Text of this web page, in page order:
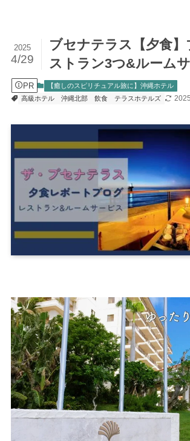
ブセナテラス【夕食】
ストラン3つ&ルーム
2025
4/29
PR
【癒しのスピリチュアル旅に】沖縄ホテル
高級ホテル
沖縄北部 飲食 テラスホテルズ